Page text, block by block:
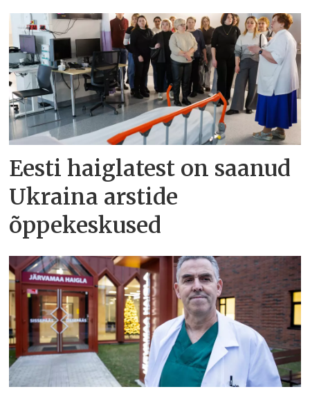
Eesti haiglatest on saanud
Ukraina arstide
õppekeskused